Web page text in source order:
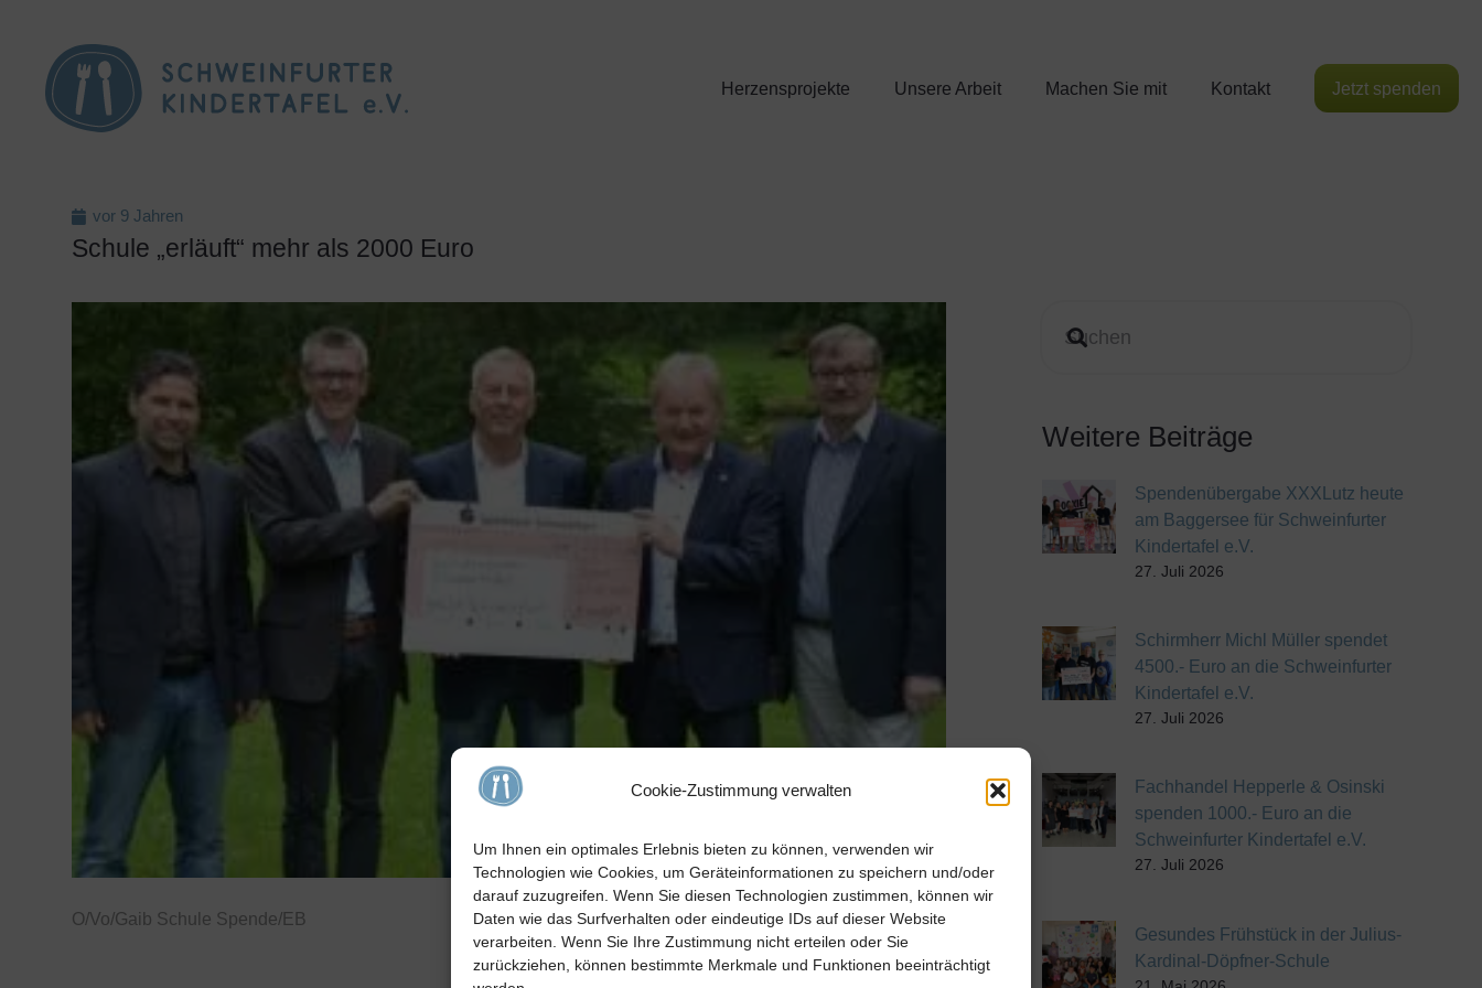
Cookie-Zustimmung verwalten
Um Ihnen ein optimales Erlebnis bieten zu können, verwenden wir
Technologien wie Cookies, um Geräteinformationen zu speichern und/oder
darauf zuzugreifen. Wenn Sie diesen Technologien zustimmen, können wir
Daten wie das Surfverhalten oder eindeutige IDs auf dieser Website
verarbeiten. Wenn Sie Ihre Zustimmung nicht erteilen oder Sie
zurückziehen, können bestimmte Merkmale und Funktionen beeinträchtigt
Herzensprojekte Unsere Arbeit Machen Sie mit Kontakt Jetzt spenden
vor 9 Jahren
Schule „erläuft“ mehr als 2000 Euro
O/Vo/Gaib Schule Spende/EB
Weitere Beiträge
Spendenübergabe XXXLutz heute
am Baggersee für Schweinfurter
Kindertafel e.V.
27. Juli 2026
Schirmherr Michl Müller spendet
4500.- Euro an die Schweinfurter
Kindertafel e.V.
27. Juli 2026
Fachhandel Hepperle & Osinski
spenden 1000.- Euro an die
Schweinfurter Kindertafel e.V.
27. Juli 2026
Gesundes Frühstück in der Julius-
Kardinal-Döpfner-Schule